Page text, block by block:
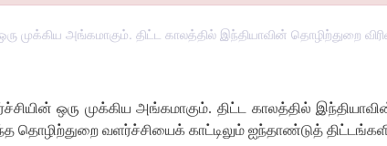
முக்கிய அங்கமாகும். திட்ட காலத்தில் இந்தியாவின் தொழிற்துறை
ஒரு முக்கிய அங்கமாகும். திட்ட காலத்தில்
தொழிற்துறை வளர்ச்சியைக் காட்டிலும் ஐந்தாண்டுத்